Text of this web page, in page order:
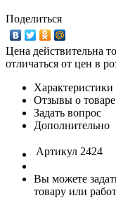
Поделиться
Цена действительна
отличаться от цен в
Характеристики
Отзывы о товаре
Задать вопрос
Дополнительно
Артикул 2424
Вы можете
товару или